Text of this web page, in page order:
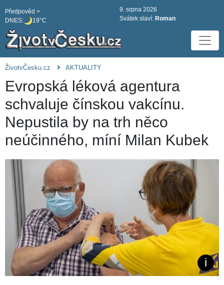
DNES: 19°C
Předpověd >
9. srpna 2026
Svátek slaví: Roman
ŽivotvČesku.cz AKTUALITY
Evropská léková agentura
schvaluje čínskou vakcínu.
Nepustila by na trh něco
neúčinného, míní Milan Kubek